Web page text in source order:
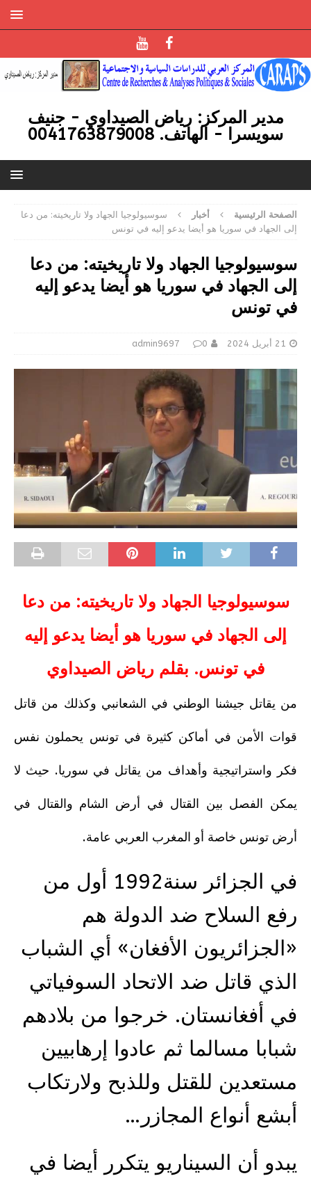
مدير المركز: رياض الصيداوي - جنيف
سويسرا - الهاتف. 0041763879008
الصفحة الرئيسية أخبار
سوسيولوجيا الجهاد ولا تاريخيته: من دعا
إلى الجهاد في سوريا هو أيضا يدعو إليه في تونس
سوسيولوجيا الجهاد ولا تاريخيته: من دعا
إلى الجهاد في سوريا هو أيضا يدعو إليه
في تونس
21 أبريل 2024 admin9697 0
سوسيولوجيا الجهاد ولا تاريخيته: من دعا
إلى الجهاد في سوريا هو أيضا يدعو إليه
في تونس. بقلم رياض الصيداوي
من يقاتل جيشنا الوطني في الشعانبي وكذلك من قاتل
قوات الأمن في أماكن كثيرة في تونس يحملون نفس
فكر واستراتيجية وأهداف من يقاتل في سوريا. حيث لا
يمكن الفصل بين القتال في أرض الشام والقتال في
أرض تونس خاصة أو المغرب العربي عامة.
في الجزائر سنة1992 أول من
رفع السلاح ضد الدولة هم
«الجزائريون الأفغان» أي الشباب
الذي قاتل ضد الاتحاد السوفياتي
في أفغانستان. خرجوا من بلادهم
شبابا مسالما ثم عادوا إرهابيين
مستعدين للقتل وللذبح ولارتكاب
أبشع أنواع المجازر…
يبدو أن السيناريو يتكرر أيضا في